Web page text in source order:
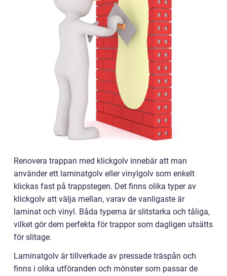
Renovera trappan med klickgolv innebär att man
använder ett laminatgolv eller vinylgolv som enkelt
klickas fast på trappstegen. Det finns olika typer av
klickgolv att välja mellan, varav de vanligaste är
laminat och vinyl. Båda typerna är slitstarka och tåliga,
vilket gör dem perfekta för trappor som dagligen utsätts
för slitage.
Laminatgolv är tillverkade av pressade träspån och
finns i olika utföranden och mönster som passar de